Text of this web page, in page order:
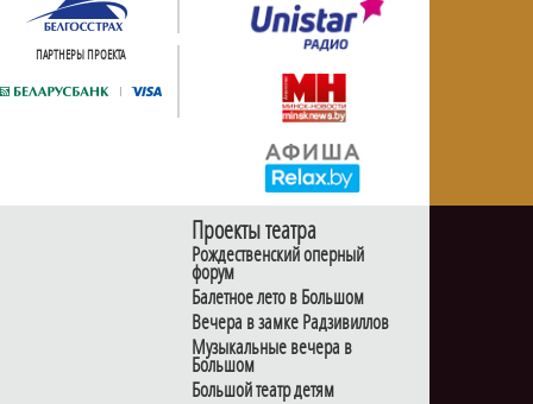
ПАРТНЕРЫ ПРОЕКТА
Проекты театра
Рождественский оперный
форум
Балетное лето в Большом
Вечера в замке Радзивиллов
Музыкальные вечера в
Большом
Большой театр детям